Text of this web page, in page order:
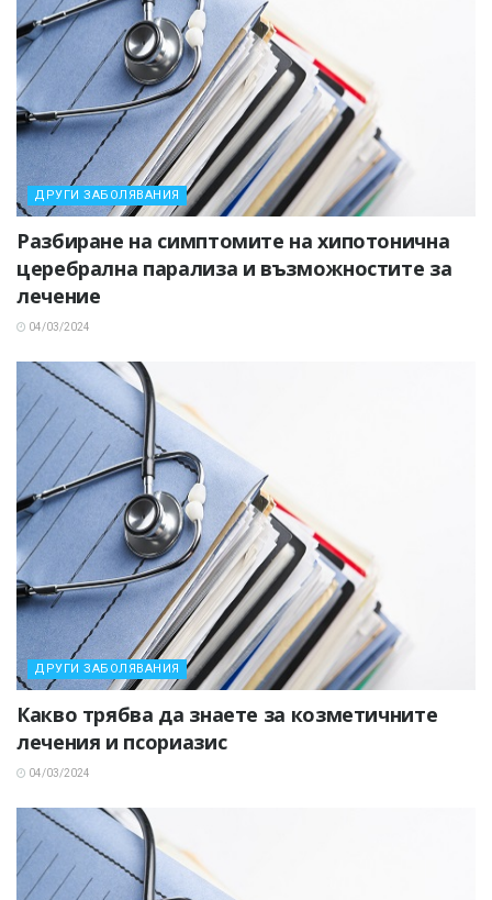
ДРУГИ ЗАБОЛЯВАНИЯ
Разбиране на симптомите на хипотонична
церебрална парализа и възможностите за
лечение
04/03/2024
ДРУГИ ЗАБОЛЯВАНИЯ
Какво трябва да знаете за козметичните
лечения и псориазис
04/03/2024